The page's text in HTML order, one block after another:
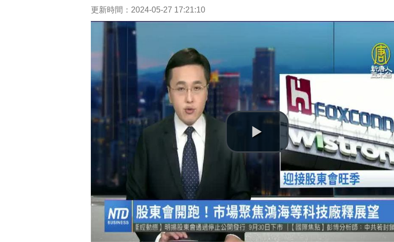
更新時間：2024-05-27 17:21:10